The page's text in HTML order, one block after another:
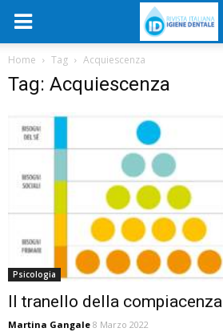
Home Tag Acquiescenza
Tag: Acquiescenza
Psicologia
Il tranello della compiacenza
Martina Gangale 8 Marzo 2022